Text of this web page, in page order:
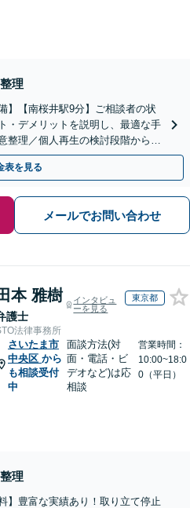
理
】【南桜井駅9分】ご相談者の状
・デメリットを説明し、最適な手
整理／個人再生の検討段階から親
【夜間・休日面談可】
表を見る
メールでお問い合わせ
本 雅樹
護士
インタビュ
ーを見る
東京都
法律事務所
さいたま市
中央区 から
も相談受付
中
面談方法(対
面・電話・ビ
デオなど)は応
相談
営業時間：
10:00~18:0
0（平日）
理
】豊富な実績あり！取り立て停止